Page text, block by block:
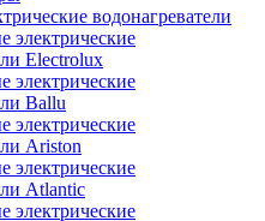
водонагреватели
электрические
Electrolux
электрические
Ballu
электрические
Ariston
электрические
Atlantic
электрические